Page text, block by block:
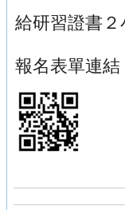
給研習證書２
報名表單連結